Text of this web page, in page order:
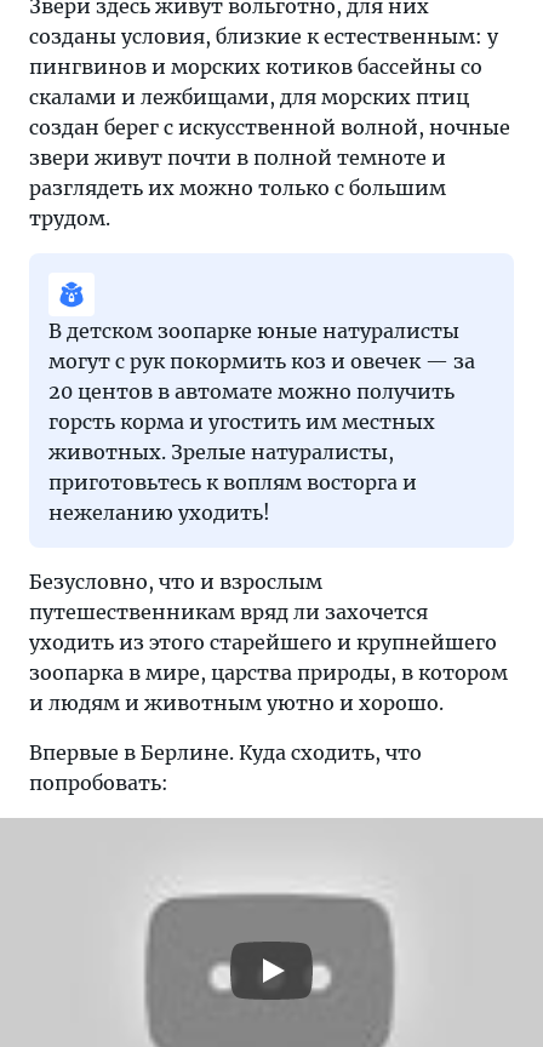
Звери здесь живут вольготно, для них
созданы условия, близкие к естественным: у
пингвинов и морских котиков бассейны со
скалами и лежбищами, для морских птиц
создан берег с искусственной волной, ночные
звери живут почти в полной темноте и
разглядеть их можно только с большим
трудом.
В детском зоопарке юные натуралисты
могут с рук покормить коз и овечек — за
20 центов в автомате можно получить
горсть корма и угостить им местных
животных. Зрелые натуралисты,
приготовьтесь к воплям восторга и
нежеланию уходить!
Безусловно, что и взрослым
путешественникам вряд ли захочется
уходить из этого старейшего и крупнейшего
зоопарка в мире, царства природы, в котором
и людям и животным уютно и хорошо.
Впервые в Берлине. Куда сходить, что
попробовать: